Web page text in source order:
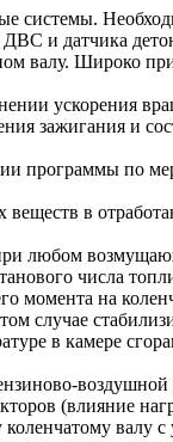
системы.
ДВС и датчика
валу. Широко
ускорения
зажигания и
программы по
в
любом
числа
момента на
случае
в камере
(влияние
валу